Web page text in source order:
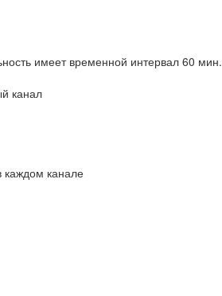
имеет временной интервал 60 мин.
канал
каждом канале